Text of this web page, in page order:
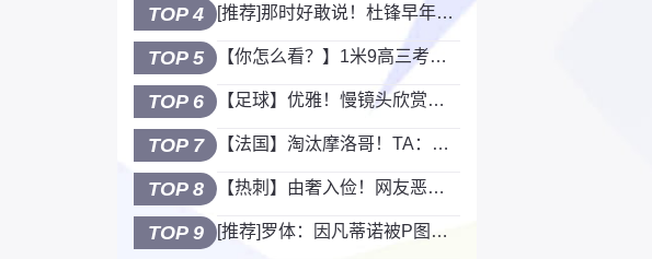
TOP 4 [推荐]那时好敢说！杜锋早年曾称八一队是垃圾队
TOP 5 【你怎么看？】1米9高三考生：我觉得马刺会赢 把我最讨厌的雷霆赢了
TOP 6 【足球】优雅！慢镜头欣赏：门将球领人，帕斯精彩推射攻破国米球门！
TOP 7 【法国】淘汰摩洛哥！TA：法国队挺进四强尽显冠军相 攻守全面无短板
TOP 8 【热刺】由奢入俭！网友恶搞：热刺下赛季在英冠比赛的状态~
TOP 9 [推荐]罗体：因凡蒂诺被P图，同时出现在德国和科特迪瓦两场比赛的现场